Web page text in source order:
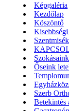
Képgaléria
Kezdőlap
Köszöntő
Szokásaink
Őseink
Szerb
Betekintés